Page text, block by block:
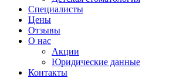
Специалисты
Цены
Отзывы
О нас
Акции
Юридические данные
Контакты